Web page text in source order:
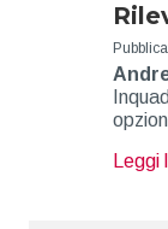
Leggi